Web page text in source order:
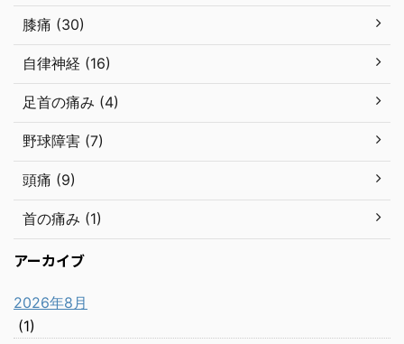
膝痛 (30)
自律神経 (16)
足首の痛み (4)
野球障害 (7)
頭痛 (9)
首の痛み (1)
アーカイブ
2026年8月
(1)